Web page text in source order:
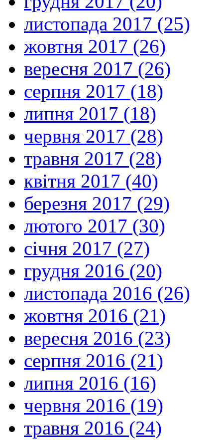
листопада 2017 (25)
жовтня 2017 (26)
вересня 2017 (26)
серпня 2017 (18)
липня 2017 (18)
червня 2017 (28)
травня 2017 (28)
квітня 2017 (40)
березня 2017 (29)
лютого 2017 (30)
січня 2017 (27)
грудня 2016 (20)
листопада 2016 (26)
жовтня 2016 (21)
вересня 2016 (23)
серпня 2016 (21)
липня 2016 (16)
червня 2016 (19)
травня 2016 (24)